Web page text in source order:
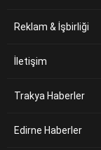
Reklam & İşbirliği
İletişim
Trakya Haberler
Edirne Haberler